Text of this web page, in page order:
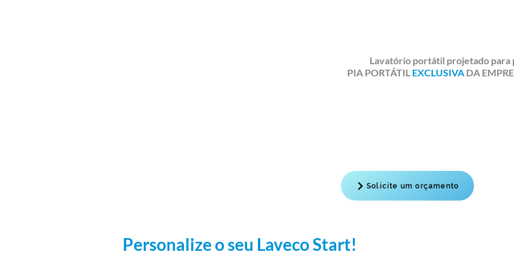
Lavatório portátil projetado para
PIA PORTÁTIL EXCLUSIVA DA
Solicite um orçamento
Personalize o seu Laveco Start!